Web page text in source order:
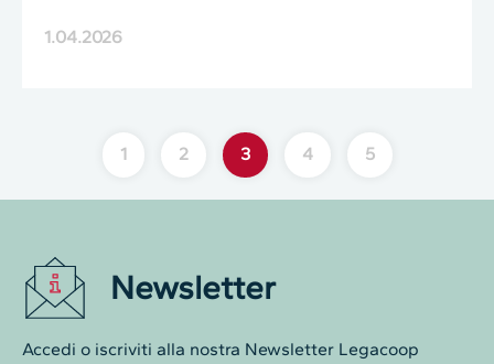
1.04.2026
1 2 3 4 5
Newsletter
Accedi o iscriviti alla nostra Newsletter Legacoop